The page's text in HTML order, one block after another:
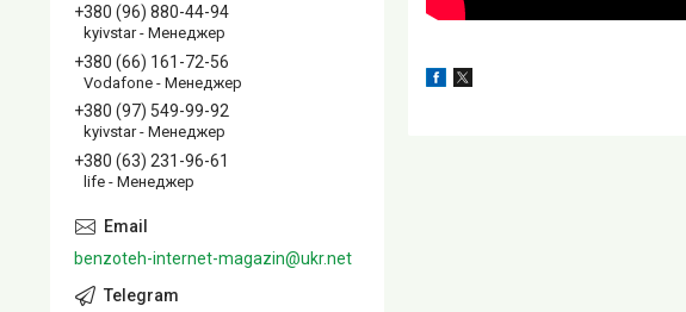
+380 (96) 880-44-94
kyivstar - Менеджер
+380 (66) 161-72-56
Vodafone - Менеджер
+380 (97) 549-99-92
kyivstar - Менеджер
+380 (63) 231-96-61
life - Менеджер
benzoteh-internet-magazin@ukr.net